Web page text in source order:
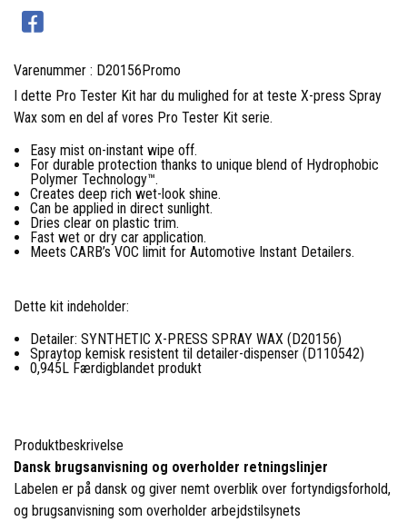
Varenummer : D20156Promo
I dette Pro Tester Kit har du mulighed for at teste X-press Spray
Wax som en del af vores Pro Tester Kit serie.
Easy mist on-instant wipe off.
For durable protection thanks to unique blend of Hydrophobic
Polymer Technology™.
Creates deep rich wet-look shine.
Can be applied in direct sunlight.
Dries clear on plastic trim.
Fast wet or dry car application.
Meets CARB’s VOC limit for Automotive Instant Detailers.
Dette kit indeholder:
Detailer: SYNTHETIC X-PRESS SPRAY WAX (D20156)
Spraytop kemisk resistent til detailer-dispenser (D110542)
0,945L Færdigblandet produkt
Produktbeskrivelse
Dansk brugsanvisning og overholder retningslinjer
Labelen er på dansk og giver nemt overblik over fortyndigsforhold,
og brugsanvisning som overholder arbejdstilsynets